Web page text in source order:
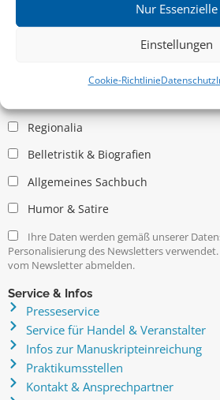
Nur Essenzielle
Einstellungen
Cookie-RichtlinieDatenschutz
Kritische Theorie / Philosophie
Regionalia
Belletristik & Biografien
Allgemeines Sachbuch
Humor & Satire
Ihre Daten werden gemäß unserer
Personalisierung des Newsletters
vom Newsletter abmelden.
Service & Infos
Presseservice
Service für Handel & Veranstalter
Infos zur Manuskripteinreichung
Praktikumsstellen
Kontakt & Ansprechpartner